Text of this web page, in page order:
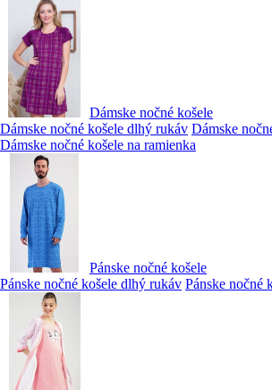
Dámske nočné košele
Dámske nočné košele dlhý rukáv Dámske
Dámske nočné košele na ramienka
Pánske nočné košele
Pánske nočné košele dlhý rukáv Pánske nočné